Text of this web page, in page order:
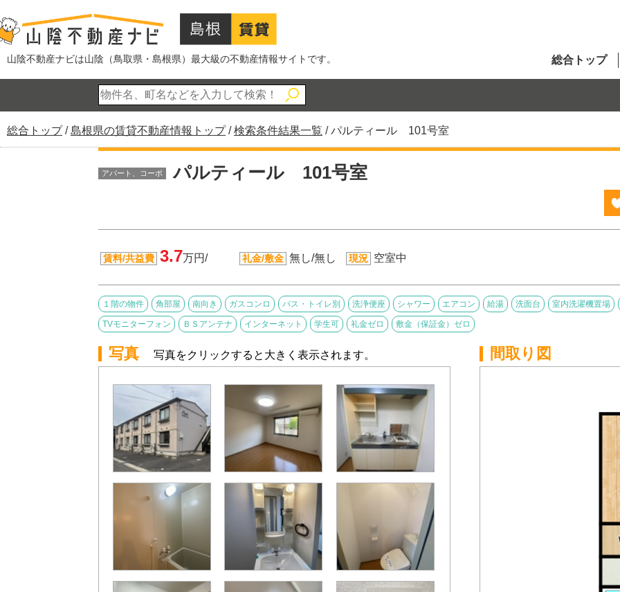
山陰不動産ナビは山陰（鳥取県・島根県）最大級の不動産情報サイトです。 総合トップ
現
在
総合トップ/島根県の賃貸不動産情報トップ/検索条件結果一覧 /パルティール 101号室
アパート、コーポ パルティール 101号室
賃料/共益費 3.7万円/ 礼金/敷金 無し/無し 現況 空室中
１階の物件 角部屋 南向き ガスコンロ バス・トイレ別 洗浄便座 シャワー エアコン 給湯 洗面台 室内洗濯機置場
TVモニターフォン ＢＳアンテナ インターネット 学生可 礼金ゼロ 敷金（保証金）ゼロ
写真 写真をクリックすると大きく表示されます。 間取り図